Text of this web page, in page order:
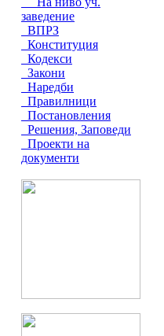
заведение
ВПРЗ
Конституция
Кодекси
Закони
Наредби
Правилници
Постановления
Решения, Заповеди
Проекти на
документи